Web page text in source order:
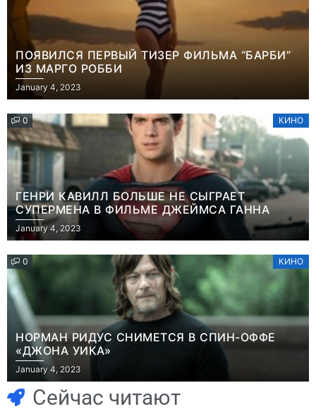
ПОЯВИЛСЯ ПЕРВЫЙ ТИЗЕР ФИЛЬМА “БАРБИ”
ИЗ МАРГО РОББИ
January 4, 2023
0 КИНО
ГЕНРИ КАВИЛЛ БОЛЬШЕ НЕ СЫГРАЕТ
СУПЕРМЕНА В ФИЛЬМЕ ДЖЕЙМСА ГАННА
January 4, 2023
0 КИНО
НОРМАН РИДУС СНИМЕТСЯ В СПИН-ОФФЕ
«ДЖОНА УИКА»
January 4, 2023
Сейчас читают
Игры
Геймеры
отменяют
Новичок-геймер